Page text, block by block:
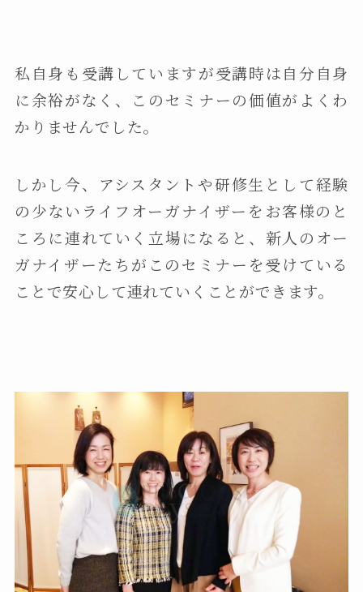
私自身も受講していますが受講時は自分自身
に余裕がなく、このセミナーの価値がよくわ
かりませんでした。
しかし今、アシスタントや研修生として経験
の少ないライフオーガナイザーをお客様のと
ころに連れていく立場になると、新人のオー
ガナイザーたちがこのセミナーを受けている
ことで安心して連れていくことができます。